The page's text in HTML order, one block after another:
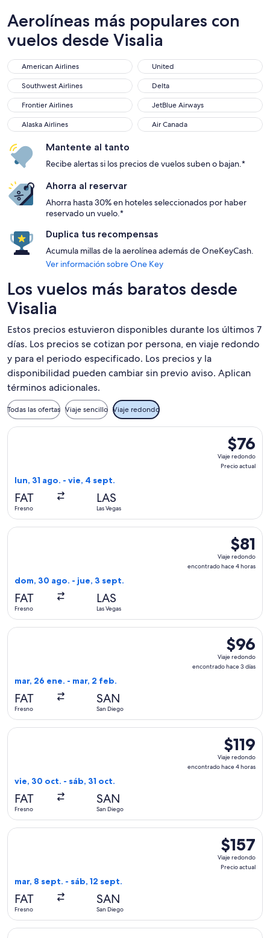
Aerolíneas más populares con
vuelos desde Visalia
American Airlines
United
Southwest Airlines
Delta
Frontier Airlines
JetBlue Airways
Alaska Airlines
Air Canada
Mantente al tanto
Recibe alertas si los precios de vuelos suben o bajan.*
Ahorra al reservar
Ahorra hasta 30% en hoteles seleccionados por haber
reservado un vuelo.*
Duplica tus recompensas
Acumula millas de la aerolínea además de OneKeyCash.
Ver información sobre One Key
Los vuelos más baratos desde
Visalia
Estos precios estuvieron disponibles durante los últimos 7
días. Los precios se cotizan por persona, en viaje redondo
y para el periodo especificado. Los precios y la
disponibilidad pueden cambiar sin previo aviso. Aplican
términos adicionales.
Todas las ofertas Viaje sencillo Viaje redondo
$76
Viaje
redondo,
$76
Viaje redondo
Precio actual
lun, 31 ago. - vie, 4 sept.
FAT
Fresno
LAS
Las Vegas
Seleccionar vuelo de Allegiant Air, con salida el lun, 31
$81
Viaje
redondo,
$81
Viaje redondo
encontrado hace 4 horas
dom, 30 ago. - jue, 3 sept.
FAT
Fresno
LAS
Las Vegas
Seleccionar vuelo de Allegiant Air, con salida el dom, 30
$96
Viaje
redondo,
$96
Viaje redondo
encontrado hace 3 días
mar, 26 ene. - mar, 2 feb.
FAT
Fresno
SAN
San Diego
Seleccionar vuelo de Bargain Flight, con salida el mar, 26
$119
Viaje
redondo,
$119
Viaje redondo
encontrado hace 4 horas
vie, 30 oct. - sáb, 31 oct.
FAT
Fresno
SAN
San Diego
Seleccionar vuelo de Southwest Airlines, con salida el vie,
$157
Viaje
redondo,
$157
Viaje redondo
Precio actual
mar, 8 sept. - sáb, 12 sept.
FAT
Fresno
SAN
San Diego
Seleccionar vuelo de United, con salida el mar, 8 sept.
Seleccionar vuelo de American Airlines, con salida el mié,